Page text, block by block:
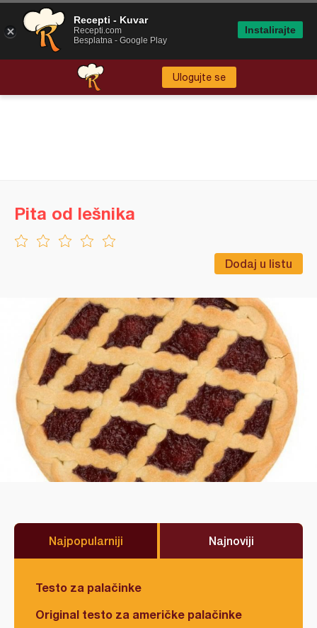
Ulogujte se
Dodaj u listu
Pita od lešnika
Najpopularniji Najnoviji
Testo za palačinke
Original testo za američke palačinke
Recepti - Kuvar
Recepti.com
Besplatna - Google Play
Instalirajte